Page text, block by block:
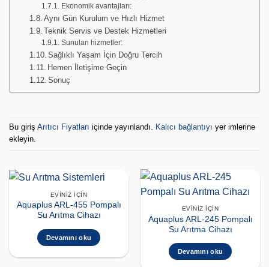
Ekonomik avantajları:
Aynı Gün Kurulum ve Hızlı Hizmet
Teknik Servis ve Destek Hizmetleri
Sunulan hizmetler:
Sağlıklı Yaşam İçin Doğru Tercih
Hemen İletişime Geçin
Sonuç
Bu giriş Arıtıcı Fiyatları içinde yayınlandı. Kalıcı bağlantıyı yer imlerine
ekleyin.
EVINIZ İÇIN
Aquaplus ARL-455 Pompalı
Su Arıtma Cihazı
Devamını oku
EVINIZ İÇIN
Aquaplus ARL-245 Pompalı
Su Arıtma Cihazı
Devamını oku